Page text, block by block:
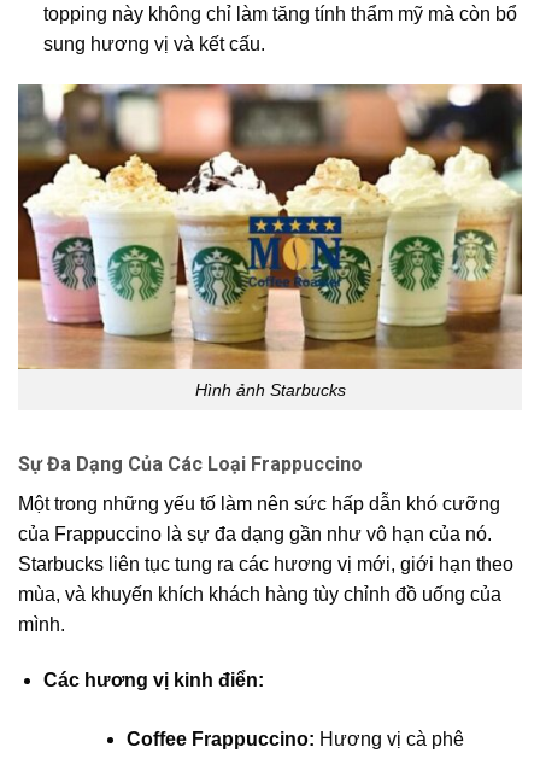
topping này không chỉ làm tăng tính thẩm mỹ mà còn bổ
sung hương vị và kết cấu.
Hình ảnh Starbucks
Sự Đa Dạng Của Các Loại Frappuccino
Một trong những yếu tố làm nên sức hấp dẫn khó cưỡng
của Frappuccino là sự đa dạng gần như vô hạn của nó.
Starbucks liên tục tung ra các hương vị mới, giới hạn theo
mùa, và khuyến khích khách hàng tùy chỉnh đồ uống của
mình.
Các hương vị kinh điển:
Coffee Frappuccino: Hương vị cà phê